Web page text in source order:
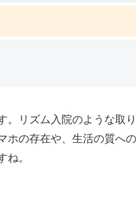
リズム入院のような取
の存在や、生活の質へ
。